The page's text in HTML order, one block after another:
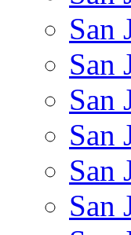
San
San
San
San
San
San